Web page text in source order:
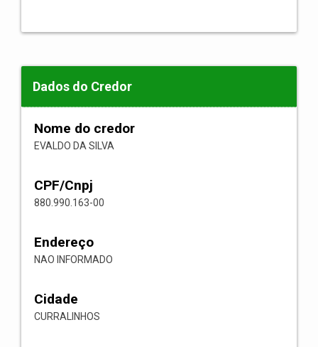
Dados do Credor
Nome do credor
EVALDO DA SILVA
CPF/Cnpj
880.990.163-00
Endereço
NAO INFORMADO
Cidade
CURRALINHOS